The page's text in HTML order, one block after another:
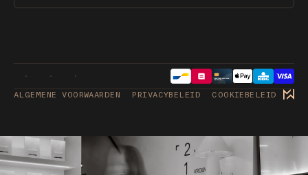
ALGEMENE VOORWAARDEN PRIVACYBELEID COOKIEBELEID